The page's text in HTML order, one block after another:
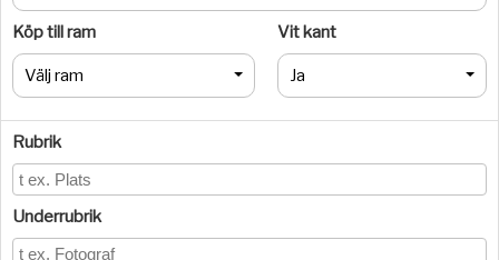
Köp till ram
Välj ram
Vit kant
Ja
Rubrik
Underrubrik